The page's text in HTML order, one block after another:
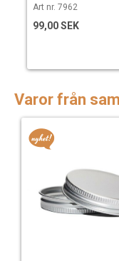
Art nr. 7962
99,00 SEK
Varor från